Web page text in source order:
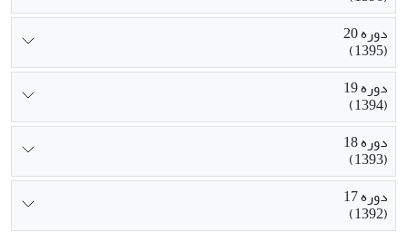
دوره 20
(1395)
دوره 19
(1394)
دوره 18
(1393)
دوره 17
(1392)